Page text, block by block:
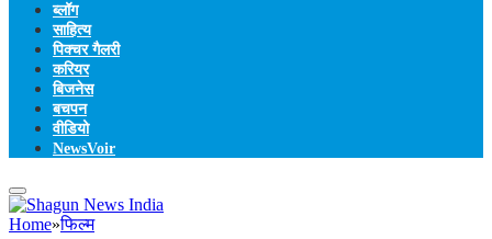
ब्लॉग
साहित्य
पिक्चर गैलरी
करियर
बिजनेस
बचपन
वीडियो
NewsVoir
Home»फिल्म